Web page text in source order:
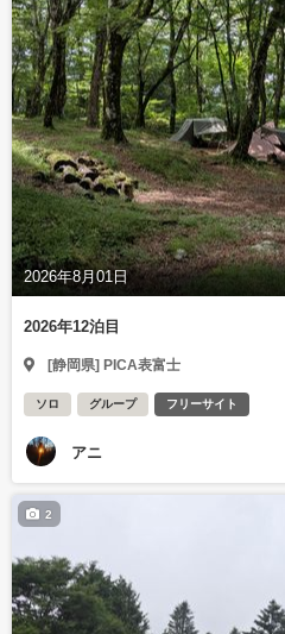
2026年8月01日
2026年12泊目
[静岡県] PICA表富士
ソロ グループ フリーサイト
アニ
2